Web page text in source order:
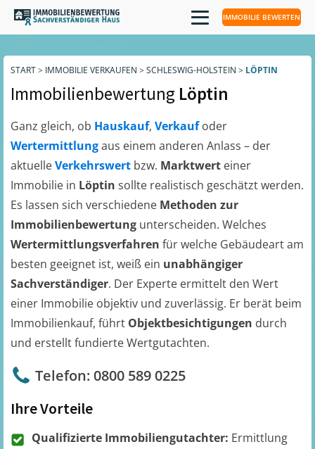
IMMOBILIE BEWERTEN
START> IMMOBILIE VERKAUFEN > SCHLESWIG-HOLSTEIN > LÖPTIN
Immobilienbewertung Löptin
Ganz gleich, ob Hauskauf, Verkaufoder
Wertermittlungaus einem anderen Anlass – der
aktuelleVerkehrswert bzw. Marktwert einer
Immobilie in Löptin sollte realistisch geschätzt werden.
Es lassen sich verschiedene Methoden zur
Immobilienbewertung unterscheiden. Welches
Wertermittlungsverfahren für welche Gebäudeart am
besten geeignet ist, weiß ein unabhängiger
Sachverständiger. Der Experte ermittelt den Wert
einer Immobilie objektiv und zuverlässig. Er berät beim
Immobilienkauf, führt Objektbesichtigungen durch
und erstellt fundierte Wertgutachten.
Telefon: 0800 589 0225
Ihre Vorteile
Qualifizierte Immobiliengutachter: Ermittlung